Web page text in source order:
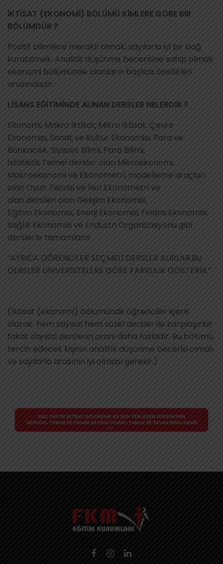
İKTİSAT (EKONOMİ) BÖLÜMÜ KİMLERE GÖRE BİR
BÖLÜMDÜR ?
Pozitif bilimlere meraklı olmak, sayılarla iyi bir bağ
kurabilmek. Analitik düşünme becerisine sahip olmak
ekonomi bölümünde olanların başlıca özellikleri
arasındadır.
LİSANS EĞİTİMİNDE ALINAN DERSLER NELERDİR ?
Ekonomi, Makro İktisat, Mikro İktisat, Çevre
Ekonomisi, Sanat ve Kültür Ekonomisi, Para ve
Bankacılık, Siyaset Bilimi, Para Bilimi,
İstatistik.Temel dersler olan Mikroekonomi,
Makroekonomi ve Ekonometri, modelleme araçları
olan Oyun Teorisi ve İleri Ekonometri ve
alan dersleri olan Gelişim Ekonomisi,
Eğitim Ekonomisi, Enerji Ekonomisi, Finans Ekonomisi,
Sağlık Ekonomisi ve Endüstri Organizasyonu gibi
derslerle tamamlanır.
“AYRICA ÖĞRENCİLER SEÇMELİ DERSLER ALIRLAR.BU
DERSLER ÜNİVERSİTELERE GÖRE FARKLILIK GÖSTERİR.”
(İktisat (ekonomi) bölümünde öğrenciler içerik
olarak hem sayısal hem sözel dersler ile karşılaşırlar
fakat sayısal derslerin oranı daha fazladır. Bu bölümü
tercih edecek kişinin analitik düşünme becerisi olmalı
ve sayılarla arasının iyi olması gerekir.)